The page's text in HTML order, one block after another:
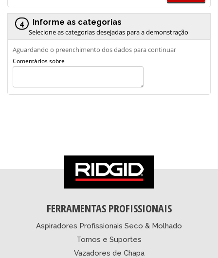
4 Informe as categorias
Selecione as categorias desejadas para a demonstração
Aguardando o preenchimento dos dados para continuar
Comentários sobre
FERRAMENTAS PROFISSIONAIS
Aspiradores Profissionais Seco & Molhado
Tornos e Suportes
Vazadores de Chapa